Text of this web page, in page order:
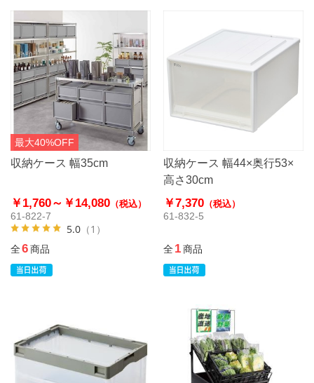
最大40%OFF
収納ケース 幅35cm
￥1,760～ ￥14,080 （税込）
61-822-7
5.0 （1）
全6商品
収納ケース 幅44×奥行53×
高さ30cm
￥7,370（税込）
61-832-5
全1商品